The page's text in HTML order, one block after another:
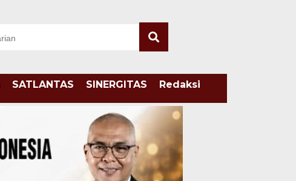
SATLANTAS SINERGITAS Redaksi